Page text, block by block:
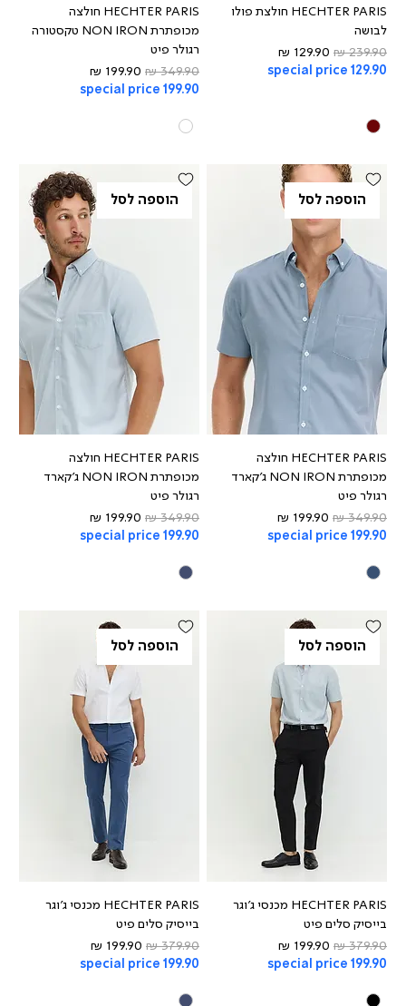
HECHTER PARIS חולצת פולו
לבושה
מחיר רגיל
מחיר מבצע
special price 129.90
HECHTER PARIS חולצה
מכופתרת NON IRON טקסטורה
רגולר פיט
מחיר רגיל
מחיר מבצע
special price 199.90
הוספה לסל
HECHTER PARIS חולצה
מכופתרת NON IRON ג'קארד
רגולר פיט
מחיר רגיל
מחיר מבצע
special price 199.90
הוספה לסל
HECHTER PARIS חולצה
מכופתרת NON IRON ג'קארד
רגולר פיט
מחיר רגיל
מחיר מבצע
special price 199.90
הוספה לסל
HECHTER PARIS מכנסי ג'וגר
בייסיק סלים פיט
מחיר רגיל
מחיר מבצע
special price 199.90
הוספה לסל
HECHTER PARIS מכנסי ג'וגר
בייסיק סלים פיט
מחיר רגיל
מחיר מבצע
special price 199.90